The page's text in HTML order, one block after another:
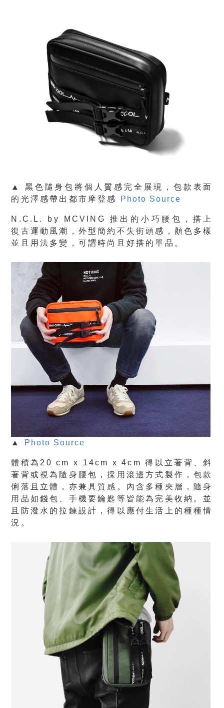
▲ 黑色隨身包將個人質感完全展現，包款表面
的光澤感帶出都市摩登感
Photo Source
N.C.L. by MCVING 推出的小巧腰包，搭上
復古運動風潮，外型簡約不失街頭感，顏色多樣
並且用法多變，可謂時尚且好搭的單品。
▲ Photo Source
體積為20 cm x 14cm x 4cm 得以立著背、斜
著背或視為隨身腰包，採用滾邊方式製作，包款
俐落且立體，亦兼具質感。內含多種夾層，隨身
用品如錢包、手機要鑰匙等皆能為完美收納。並
且防潑水的拉鍊設計，得以應付生活上的種種情
況。